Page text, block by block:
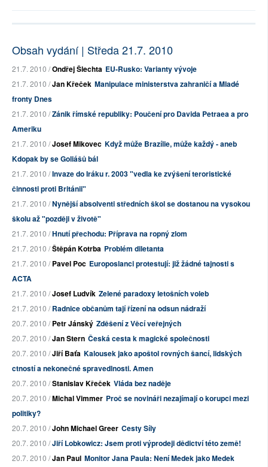
Obsah vydání | Středa 21.7. 2010
21.7. 2010 /Ondřej Šlechta EU-Rusko: Varianty vývoje
21.7. 2010 /Jan Křeček Manipulace ministerstva zahraničí a Mladé
fronty Dnes
21.7. 2010 /Zánik římské republiky: Poučení pro Davida Petraea a pro
Ameriku
21.7. 2010 /Josef Mikovec Když může Brazílie, může každý - aneb
Kdopak by se Goliášů bál
21.7. 2010 /Invaze do Iráku r. 2003 "vedla ke zvýšení teroristické
činnosti proti Británii"
21.7. 2010 /Nynější absolventi středních škol se dostanou na vysokou
školu až "později v životě"
21.7. 2010 /Hnutí přechodu: Příprava na ropný zlom
21.7. 2010 /Štěpán Kotrba Problém diletanta
21.7. 2010 /Pavel Poc Europoslanci protestují: již žádné tajnosti s
ACTA
21.7. 2010 /Josef Ludvík Zelené paradoxy letošních voleb
21.7. 2010 /Radnice občanům tají řízení na odsun nádraží
20.7. 2010 /Petr Jánský Zděšení z Věcí veřejných
20.7. 2010 /Jan Stern Česká cesta k magické společnosti
20.7. 2010 /Jiří Baťa Kalousek jako apoštol rovných šancí, lidských
ctností a nekonečné spravedlnosti. Amen
20.7. 2010 /Stanislav Křeček Vláda bez naděje
20.7. 2010 /Michal Vimmer Proč se novináři nezajímají o korupci mezi
politiky?
20.7. 2010 /John Michael Greer Cesty Síly
20.7. 2010 /Jiří Lobkowicz: Jsem proti výprodeji dědictví této země!
20.7. 2010 /Jan Paul Monitor Jana Paula: Není Medek jako Medek